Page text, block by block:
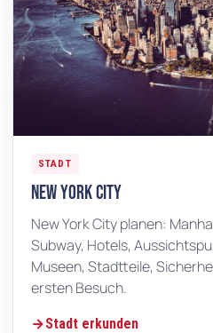
STADT
New York City
New York City planen:
Subway, Hotels,
Museen, Stadtteile,
ersten Besuch.
Stadt erkunden